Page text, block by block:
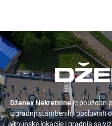
Dženex Nekretnineje pouzdan
izgradnji stambenih i poslovnih
vrhunske lokacije i gradnja sa